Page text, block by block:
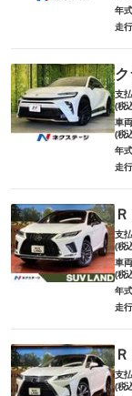
年式
走行
支
(税
車
(税
年式
走行
支
(税
車
(税
年式
走行
支
(税